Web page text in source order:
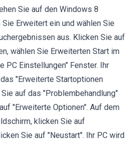
Sie auf den Windows 8
Erweitert ein und wählen Sie
aus. Klicken Sie auf
wählen Sie Erweiterten Start im
PC Einstellungen" Fenster. Ihr
"Erweiterte Startoptionen
auf das "Problembehandlung"
"Erweiterte Optionen". Auf dem
klicken Sie auf
Sie auf "Neustart". Ihr PC wird